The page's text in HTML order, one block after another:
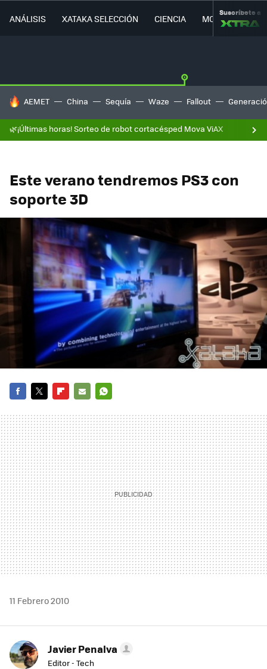
ANÁLISIS XATAKA SELECCIÓN CIENCIA MOVILIDAD
Suscríbete a
HOY SE HABLA DE
AEMET China Sequía Waze Fallout
🌿¡Últimas horas! Sorteo de robot cortacésped Mova ViAX
Este verano tendremos PS3 con
soporte 3D
MAIL
11 Febrero 2010
Javier Penalva
Editor - Tech